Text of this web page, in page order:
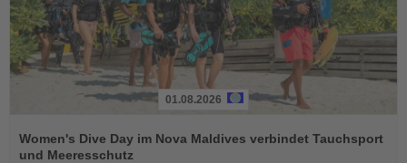
Sie
die
01.08.2026
Women's Dive Day im Nova Maldives verbindet Tauchsport
und Meeresschutz